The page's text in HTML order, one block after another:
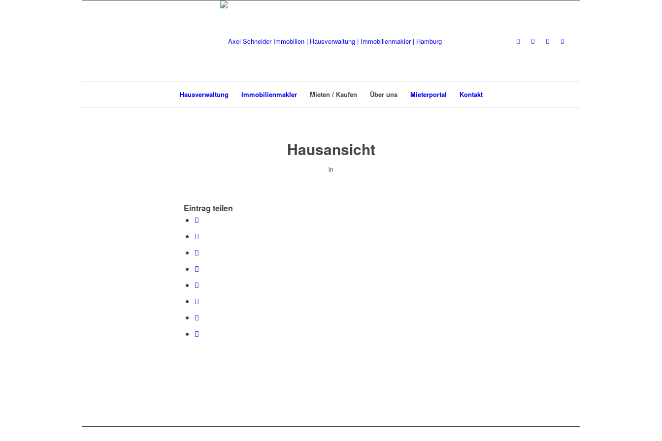
Hausverwaltung Immobilienmakler Mieten / Kaufen Über uns Mieterportal Kontakt
Hausansicht
in
Eintrag teilen